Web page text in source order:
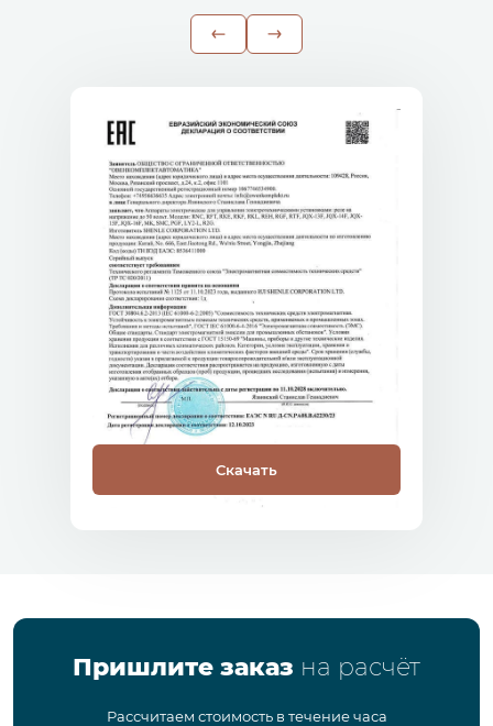
Скачать
Пришлите заказ на расчёт
Рассчитаем стоимость в течение часа